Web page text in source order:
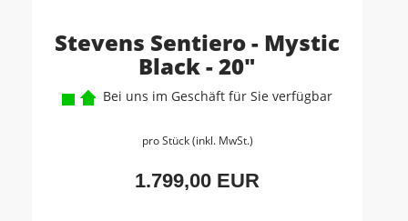
Stevens Sentiero - Mystic
Black - 20"
Bei uns im Geschäft für Sie verfügbar
pro Stück (inkl. MwSt.)
1.799,00 EUR